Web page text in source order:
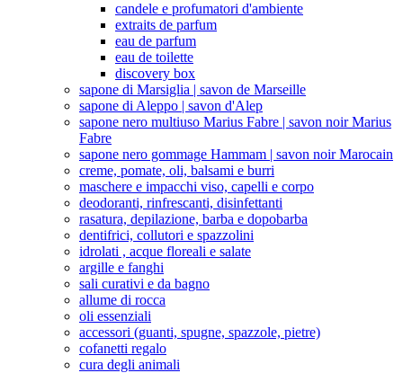
candele e profumatori d'ambiente
extraits de parfum
eau de parfum
eau de toilette
discovery box
sapone di Marsiglia | savon de Marseille
sapone di Aleppo | savon d'Alep
sapone nero multiuso Marius Fabre | savon noir Marius
Fabre
sapone nero gommage Hammam | savon noir Marocain
creme, pomate, oli, balsami e burri
maschere e impacchi viso, capelli e corpo
deodoranti, rinfrescanti, disinfettanti
rasatura, depilazione, barba e dopobarba
dentifrici, collutori e spazzolini
idrolati , acque floreali e salate
argille e fanghi
sali curativi e da bagno
allume di rocca
oli essenziali
accessori (guanti, spugne, spazzole, pietre)
cofanetti regalo
cura degli animali